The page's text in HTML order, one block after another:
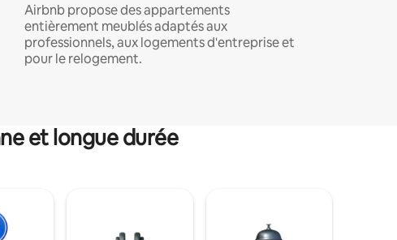
Airbnb propose des appartements
entièrement meublés adaptés aux
professionnels, aux logements d'entreprise et
pour le relogement.
et longue durée